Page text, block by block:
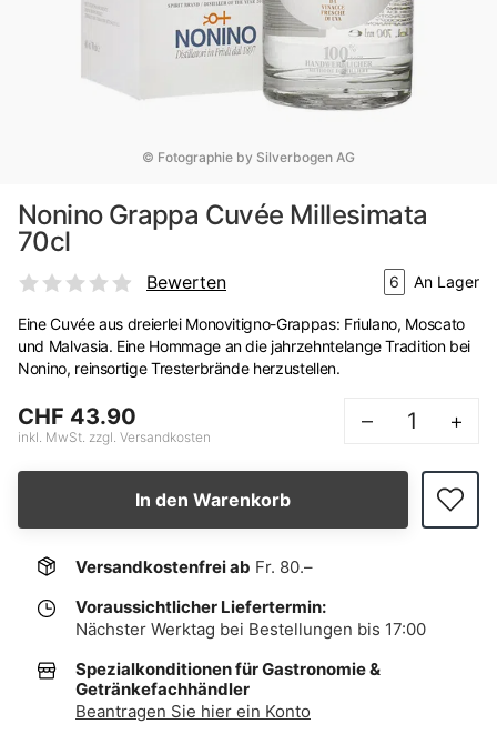
© Fotographie by Silverbogen AG
Nonino Grappa Cuvée Millesimata
70cl
Bewerten 6 An Lager
Eine Cuvée aus dreierlei Monovitigno-Grappas: Friulano, Moscato
und Malvasia. Eine Hommage an die jahrzehntelange Tradition bei
Nonino, reinsortige Tresterbrände herzustellen.
CHF 43.90
inkl. MwSt. zzgl. Versandkosten
– +
In den Warenkorb
Versandkostenfrei ab Fr. 80.–
Voraussichtlicher Liefertermin:
Nächster Werktag bei Bestellungen bis 17:00
Spezialkonditionen für Gastronomie &
Getränkefachhändler
Beantragen Sie hier ein Konto